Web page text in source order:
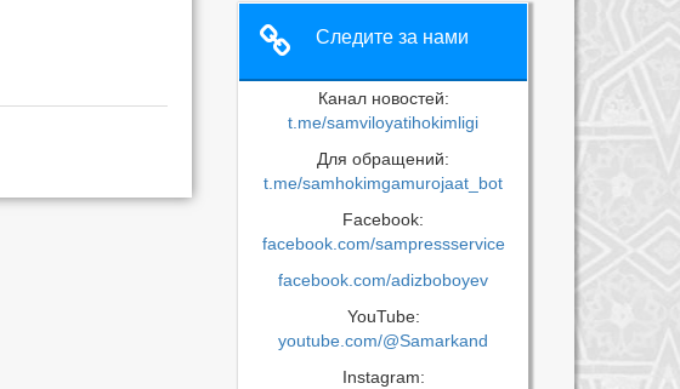
Следите за нами
Канал новостей:
t.me/samviloyatihokimligi
Для обращений:
t.me/samhokimgamurojaat_bot
Facebook:
facebook.com/sampressservice
facebook.com/adizboboyev
YouTube:
youtube.com/@Samarkand
Instagram: